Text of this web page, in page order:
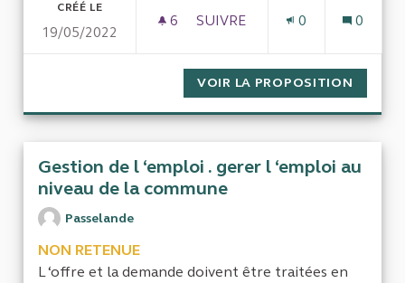
CRÉÉ LE
19/05/2022
6 6 ABONNÉS
SUIVRE
0 0
VOIR LA PROPOSITION
Gestion de l ‘emploi . gerer l ‘emploi au
niveau de la commune
Passelande
NON RETENUE
L ‘offre et la demande doivent être traitées en